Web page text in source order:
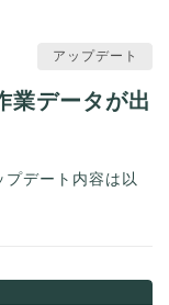
アップデート
データが出
デート内容は以